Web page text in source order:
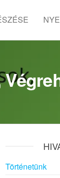
Történetünk